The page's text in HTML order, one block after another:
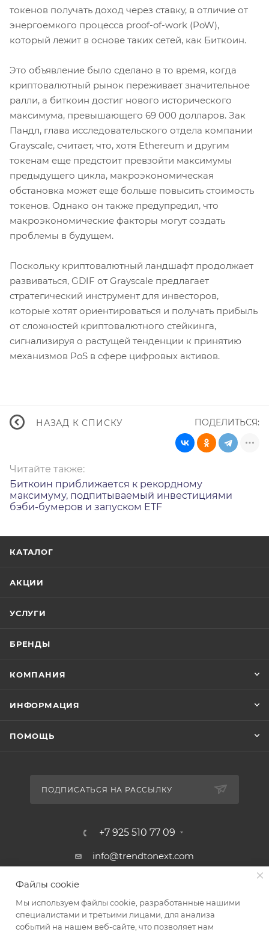
токенов получать доход через ставку, в отличие от
энергоемкого процесса proof-of-work (PoW),
который лежит в основе таких сетей, как Биткоин.
Это объявление было сделано в то время, когда
криптовалютный рынок переживает значительное
ралли, а биткоин достиг нового исторического
максимума, превышающего 69 000 долларов. Зак
Пандл, глава исследовательского отдела компании
Grayscale, считает, что, хотя Ethereum и другим
токенам еще предстоит превзойти максимумы
предыдущего цикла, макроэкономическая
обстановка может еще больше повысить стоимость
токенов. Однако он также предупредил, что
макроэкономические факторы могут создать
проблемы в будущем.
Поскольку криптовалютный ландшафт продолжает
развиваться, GDIF от Grayscale предлагает
стратегический инструмент для инвесторов,
которые хотят ориентироваться и получать прибыль
от сложностей криптовалютного стейкинга,
сигнализируя о растущей тенденции к принятию
механизмов PoS в сфере цифровых активов.
НАЗАД К СПИСКУ
Читайте также:
Биткоин приближается к рекордному
максимуму, подпитываемый инвестициями
бэби-бумеров и запуском ETF
ПОДЕЛИТЬСЯ:
КАТАЛОГ
АКЦИИ
УСЛУГИ
БРЕНДЫ
КОМПАНИЯ
ИНФОРМАЦИЯ
ПОМОЩЬ
ПОДПИСАТЬСЯ НА РАССЫЛКУ
+7 925 510 77 09
info@trendtonext.com
117418, Москва, ул. Профсоюзная, д.
Файлы cookie
Мы используем файлы cookie, разработанные нашими
специалистами и третьими лицами, для анализа
событий на нашем веб-сайте, что позволяет нам